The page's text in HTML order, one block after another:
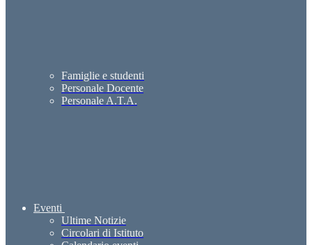
Famiglie e studenti
Personale Docente
Personale A.T.A.
Eventi
Ultime Notizie
Circolari di Istituto